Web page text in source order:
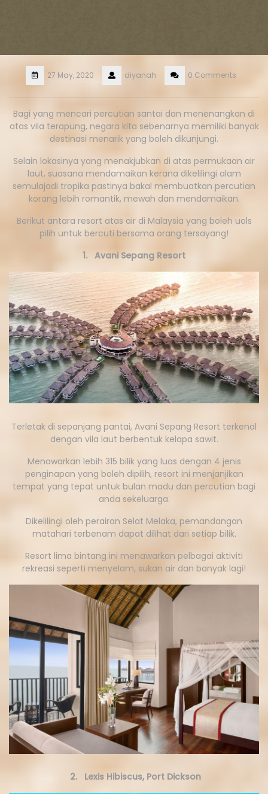
27 May, 2020 diyanah 0 Comments
Bagi yang mencari percutian santai dan menenangkan di
atas vila terapung, negara kita sebenarnya memiliki banyak
destinasi menarik yang boleh dikunjungi.
Selain lokasinya yang menakjubkan di atas permukaan air
laut, suasana mendamaikan kerana dikelilingi alam
semulajadi tropika pastinya bakal membuatkan percutian
korang lebih romantik, mewah dan mendamaikan.
Berikut antara resort atas air di Malaysia yang boleh uols
pilih untuk bercuti bersama orang tersayang!
1. Avani Sepang Resort
Terletak di sepanjang pantai, Avani Sepang Resort terkenal
dengan vila laut berbentuk kelapa sawit.
Menawarkan lebih 315 bilik yang luas dengan 4 jenis
penginapan yang boleh dipilih, resort ini menjanjikan
tempat yang tepat untuk bulan madu dan percutian bagi
anda sekeluarga.
Dikelilingi oleh perairan Selat Melaka, pemandangan
matahari terbenam dapat dilihat dari setiap bilik.
Resort lima bintang ini menawarkan pelbagai aktiviti
rekreasi seperti menyelam, sukan air dan banyak lagi!
2. Lexis Hibiscus, Port Dickson